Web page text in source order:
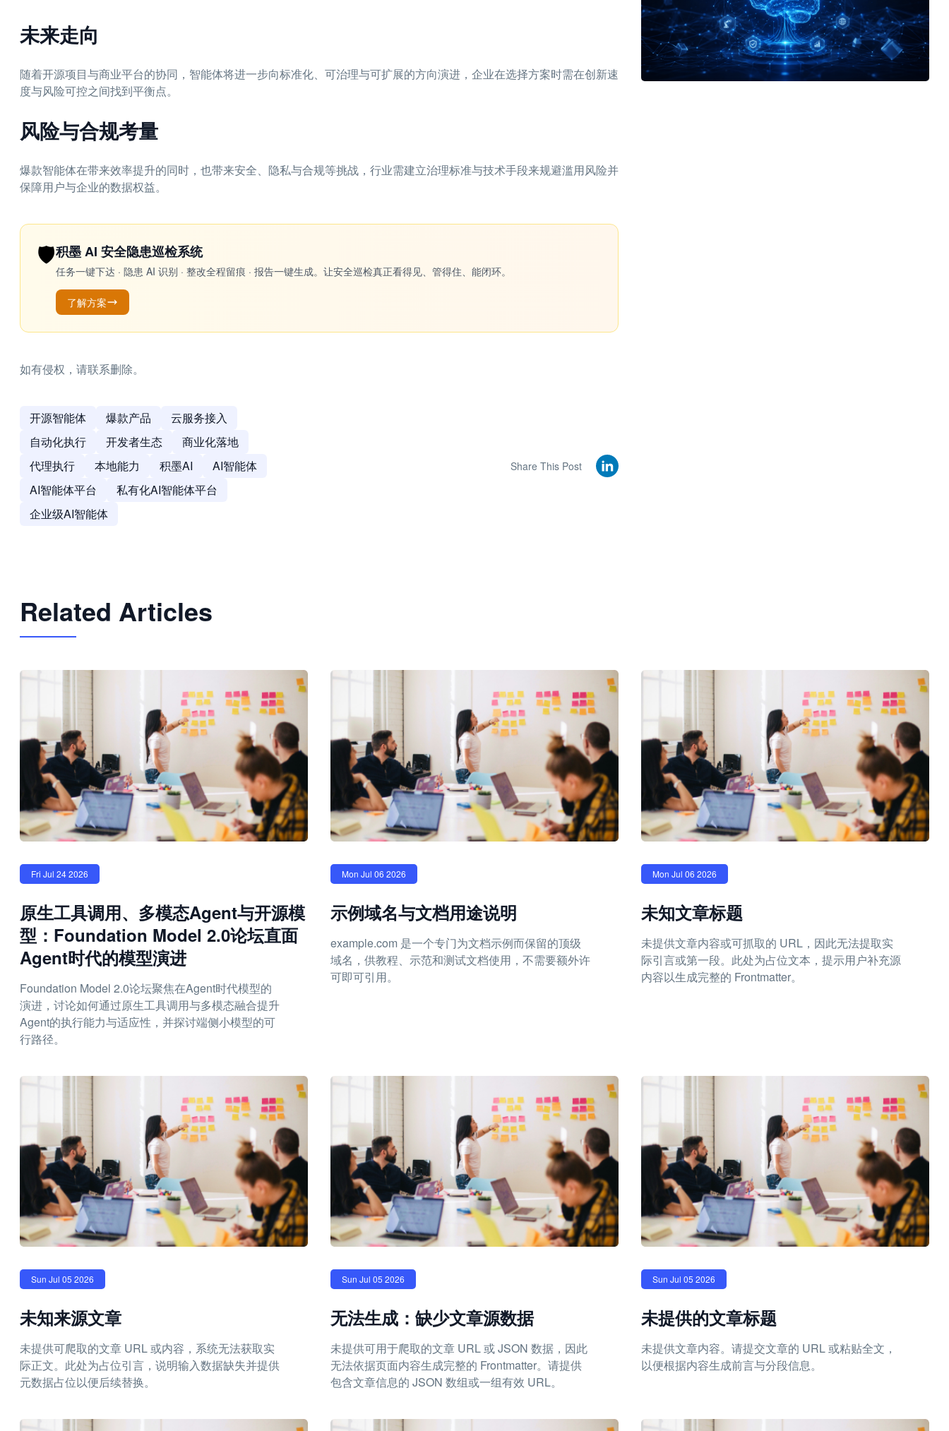
未来走向
随着开源项目与商业平台的协同，智能体将进一步向标准化、可治理与可扩展的方向演进，企业在选择方案时需在创新速
度与风险可控之间找到平衡点。
风险与合规考量
爆款智能体在带来效率提升的同时，也带来安全、隐私与合规等挑战，行业需建立治理标准与技术手段来规避滥用风险并
保障用户与企业的数据权益。
🛡️积墨 AI 安全隐患巡检系统
任务一键下达 · 隐患 AI 识别 · 整改全程留痕 · 报告一键生成。让安全巡检真正看得见、管得住、能闭环。
了解方案
如有侵权，请联系删除。
开源智能体 爆款产品
云服务接入
自动化执行
开发者生态
商业化落地
代理执行
本地能力 积墨AI
AI智能体
AI智能体平台
私有化AI智能体平台
企业级AI智能体
Share This Post
Related Articles
Fri Jul 24 2026
原生工具调用、多模态Agent与开源模
型：Foundation Model 2.0论坛直面
Agent时代的模型演进
Foundation Model 2.0论坛聚焦在Agent时代模型的
演进，讨论如何通过原生工具调用与多模态融合提升
Agent的执行能力与适应性，并探讨端侧小模型的可
行路径。
Mon Jul 06 2026
示例域名与文档用途说明
example.com 是一个专门为文档示例而保留的顶级
域名，供教程、示范和测试文档使用，不需要额外许
可即可引用。
Mon Jul 06 2026
未知文章标题
未提供文章内容或可抓取的 URL，因此无法提取实
际引言或第一段。此处为占位文本，提示用户补充源
内容以生成完整的 Frontmatter。
Sun Jul 05 2026
未知来源文章
未提供可爬取的文章 URL 或内容，系统无法获取实
际正文。此处为占位引言，说明输入数据缺失并提供
元数据占位以便后续替换。
Sun Jul 05 2026
无法生成：缺少文章源数据
未提供可用于爬取的文章 URL 或 JSON 数据，因此
无法依据页面内容生成完整的 Frontmatter。请提供
包含文章信息的 JSON 数组或一组有效 URL。
Sun Jul 05 2026
未提供的文章标题
未提供文章内容。请提交文章的 URL 或粘贴全文，
以便根据内容生成前言与分段信息。